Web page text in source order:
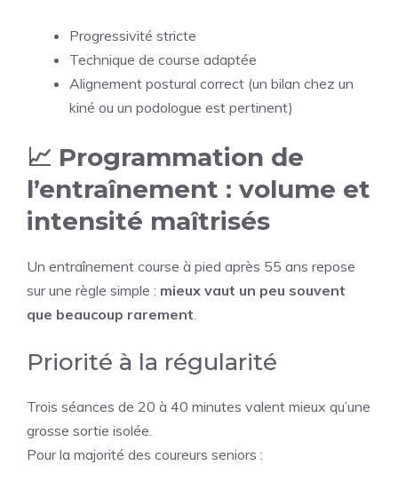
Progressivité stricte
Technique de course adaptée
Alignement postural correct (un bilan chez un
kiné ou un podologue est pertinent)
📈 Programmation de
l’entraînement : volume et
intensité maîtrisés
Un entraînement course à pied après 55 ans repose
sur une règle simple : mieux vaut un peu souvent
que beaucoup rarement
Priorité à la régularité
Trois séances de 20 à 40 minutes valent mieux qu’une
grosse sortie isolée.
Pour la majorité des coureurs seniors :